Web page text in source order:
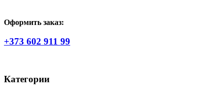
Оформить заказ:
+373 602 911 99
Категории